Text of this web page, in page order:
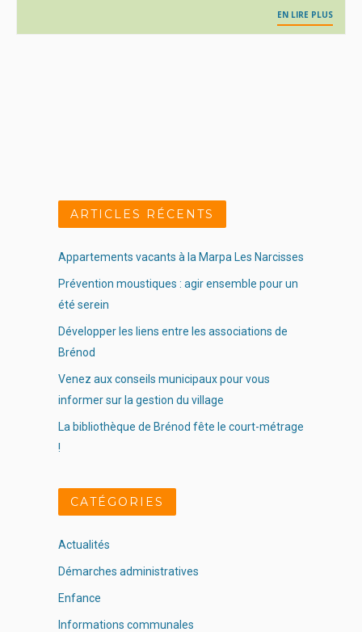
EN LIRE PLUS
ARTICLES RÉCENTS
Appartements vacants à la Marpa Les Narcisses
Prévention moustiques : agir ensemble pour un
été serein
Développer les liens entre les associations de
Brénod
Venez aux conseils municipaux pour vous
informer sur la gestion du village
La bibliothèque de Brénod fête le court-métrage
!
CATÉGORIES
Actualités
Démarches administratives
Enfance
Informations communales